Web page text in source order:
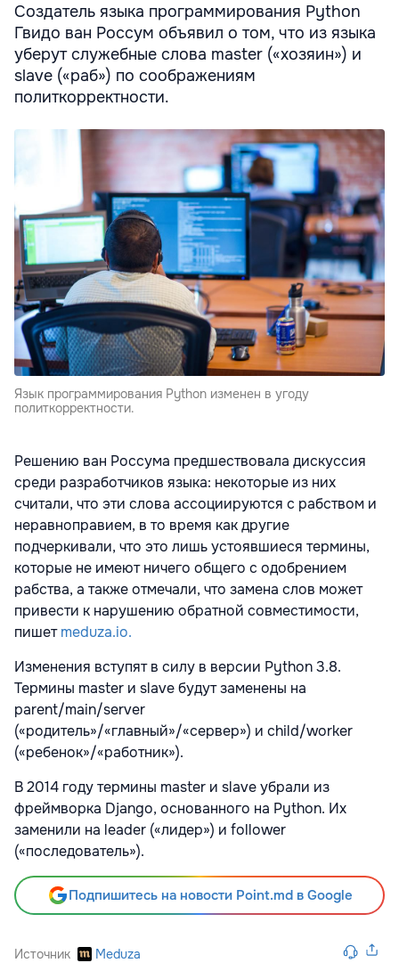
Создатель языка программирования Python
Гвидо ван Россум объявил о том, что из языка
уберут служебные слова master («хозяин») и
slave («раб») по соображениям
политкорректности.
Язык программирования Python изменен в угоду
политкорректности.
Решению ван Россума предшествовала дискуссия
среди разработчиков языка: некоторые из них
считали, что эти слова ассоциируются с рабством и
неравноправием, в то время как другие
подчеркивали, что это лишь устоявшиеся термины,
которые не имеют ничего общего с одобрением
рабства, а также отмечали, что замена слов может
привести к нарушению обратной совместимости,
пишетmeduza.io.
Изменения вступят в силу в версии Python 3.8.
Термины master и slave будут заменены на
parent/main/server
(«родитель»/«главный»/«сервер») и child/worker
(«ребенок»/«работник»).
В 2014 году термины master и slave убрали из
фреймворка Django, основанного на Python. Их
заменили на leader («лидер») и follower
(«последователь»).
Подпишитесь на новости Point.md в Google
Источник Meduza